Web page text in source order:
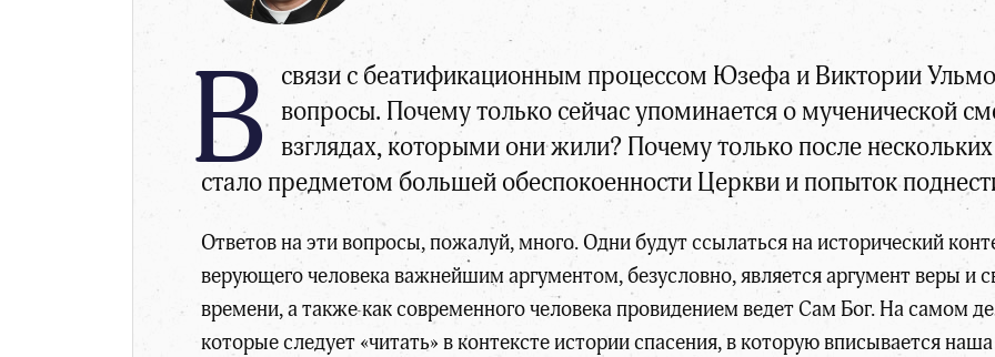
В связи с беатификационным процессом Юзефа и Виктории
вопросы. Почему только сейчас упоминается о мученической
взглядах, которыми они жили? Почему только после
стало предметом большей обеспокоенности Церкви и попыток
Ответов на эти вопросы, пожалуй, много. Одни будут ссылаться на исторический
верующего человека важнейшим аргументом, безусловно, является аргумент веры и
времени, а также как современного человека провидением ведет Сам Бог. На самом
которые следует «читать» в контексте истории спасения, в которую вписывается